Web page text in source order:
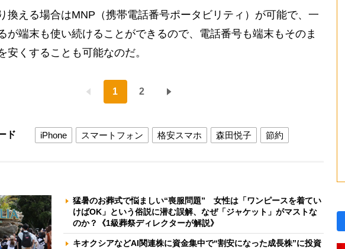
換える場合はMNP（携帯電話番号ポータビリティ）が可能で、一
が端末も使い続けることができるので、電話番号も端末もそのま
安くすることも可能なのだ。
1 2
ド iPhone スマートフォン 格安スマホ 森田悦子 節約
猛暑のお葬式で悩ましい“喪服問題” 女性は「ワンピースを着てい
けばOK」という俗説に潜む誤解、なぜ「ジャケット」がマストな
のか？《1級葬祭ディレクターが解説》
キオクシアなどAI関連株に資金集中で“割安になった成長株”に投資